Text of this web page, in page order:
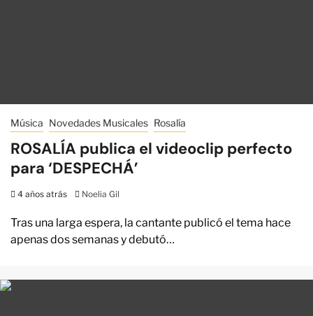
Música Novedades Musicales Rosalía
ROSALÍA publica el videoclip perfecto
para ‘DESPECHÁ’
4 años atrás Noelia Gil
Tras una larga espera, la cantante publicó el tema hace
apenas dos semanas y debutó…